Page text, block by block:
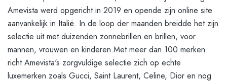
Amevista werd opgericht in 2019 en opende zijn online site
aanvankelijk in Italië. In de loop der maanden breidde het zijn
selectie uit met duizenden zonnebrillen en brillen, voor
mannen, vrouwen en kinderen.Met meer dan 100 merken
richt Amevista's zorgvuldige selectie zich op echte
luxemerken zoals Gucci, Saint Laurent, Celine, Dior en nog